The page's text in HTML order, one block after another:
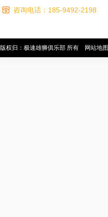
咨询电话：185-9492-2198
版权归：极速雄狮俱乐部 所有 网站地图